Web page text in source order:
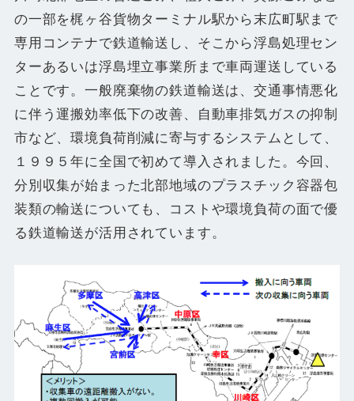
の一部を梶ヶ谷貨物ターミナル駅から末広町駅まで
専用コンテナで鉄道輸送し、そこから浮島処理セン
ターあるいは浮島埋立事業所まで車両運送している
ことです。一般廃棄物の鉄道輸送は、交通事情悪化
に伴う運搬効率低下の改善、自動車排気ガスの抑制
市など、環境負荷削減に寄与するシステムとして、
１９９５年に全国で初めて導入されました。今回、
分別収集が始まった北部地域のプラスチック容器包
装類の輸送についても、コストや環境負荷の面で優
る鉄道輸送が活用されています。